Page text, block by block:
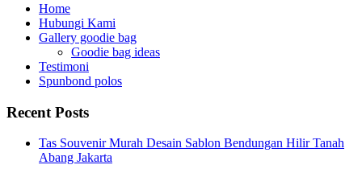
Home
Hubungi Kami
Gallery goodie bag
Goodie bag ideas
Testimoni
Spunbond polos
Recent Posts
Tas Souvenir Murah Desain Sablon Bendungan Hilir Tanah
Abang Jakarta